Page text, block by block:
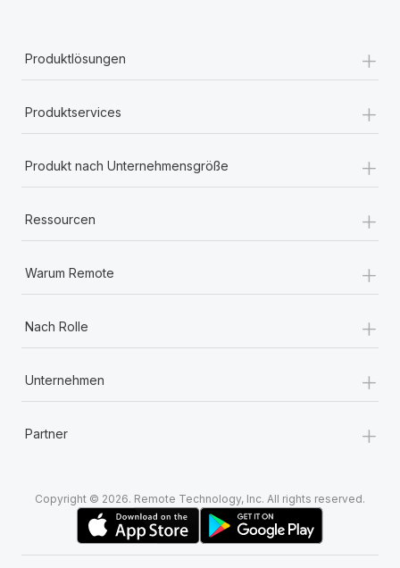
Produktlösungen +
Produktservices +
Produkt nach Unternehmensgröße +
Ressourcen +
Warum Remote +
Nach Rolle +
Unternehmen +
Partner +
Copyright © 2026. Remote Technology, Inc. All rights reserved.